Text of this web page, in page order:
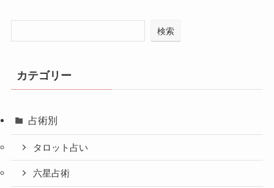
検索
カテゴリー
占術別
タロット占い
六星占術